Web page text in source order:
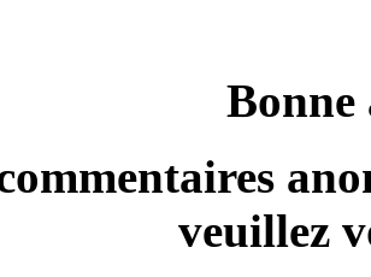
veuillez